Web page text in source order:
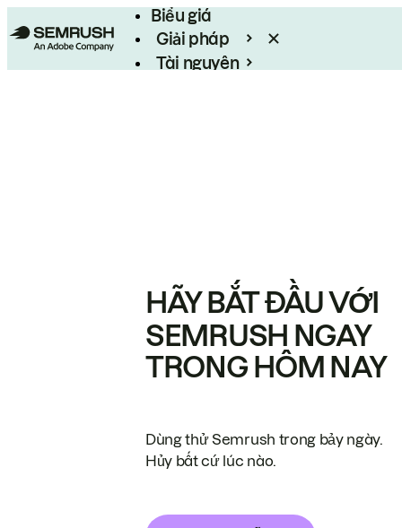
Biểu giá
Giải pháp
Tài nguyên
HÃY BẮT ĐẦU VỚI
SEMRUSH NGAY
TRONG HÔM NAY
Dùng thử Semrush trong bảy ngày.
Hủy bất cứ lúc nào.